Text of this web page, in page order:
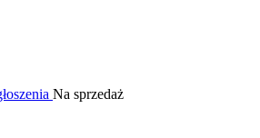
Na sprzedaż